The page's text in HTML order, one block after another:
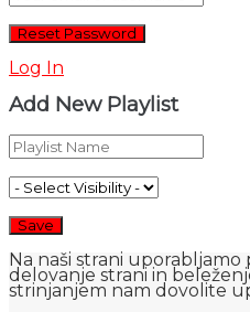
Log In
Add New Playlist
Na naši strani uporabljamo
delovanje strani in
strinjanjem nam dovolite